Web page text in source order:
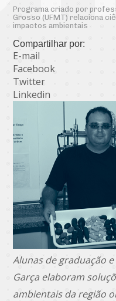
Programa criado por
Grosso (UFMT) relaciona
impactos ambientais
Compartilhar por:
E-mail
Facebook
Twitter
Linkedin
Alunas de graduação
Garça elaboram
ambientais da região